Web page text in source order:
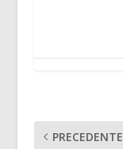
PRECEDENTE